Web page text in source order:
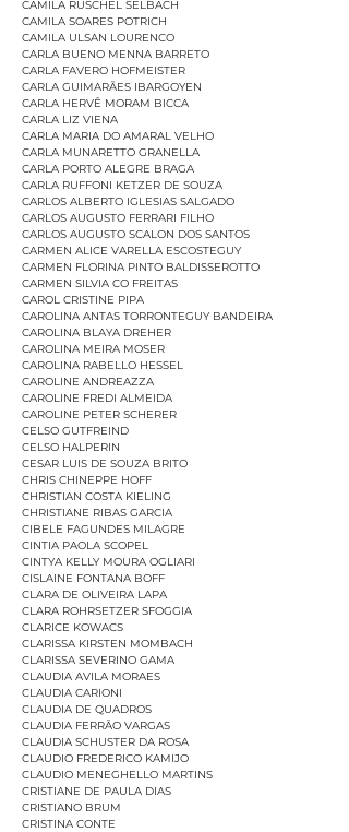
CAMILA RUSCHEL SELBACH
CAMILA SOARES POTRICH
CAMILA ULSAN LOURENCO
CARLA BUENO MENNA BARRETO
CARLA FAVERO HOFMEISTER
CARLA GUIMARÃES IBARGOYEN
CARLA HERVÊ MORAM BICCA
CARLA LIZ VIENA
CARLA MARIA DO AMARAL VELHO
CARLA MUNARETTO GRANELLA
CARLA PORTO ALEGRE BRAGA
CARLA RUFFONI KETZER DE SOUZA
CARLOS ALBERTO IGLESIAS SALGADO
CARLOS AUGUSTO FERRARI FILHO
CARLOS AUGUSTO SCALON DOS SANTOS
CARMEN ALICE VARELLA ESCOSTEGUY
CARMEN FLORINA PINTO BALDISSEROTTO
CARMEN SILVIA CO FREITAS
CAROL CRISTINE PIPA
CAROLINA ANTAS TORRONTEGUY BANDEIRA
CAROLINA BLAYA DREHER
CAROLINA MEIRA MOSER
CAROLINA RABELLO HESSEL
CAROLINE ANDREAZZA
CAROLINE FREDI ALMEIDA
CAROLINE PETER SCHERER
CELSO GUTFREIND
CELSO HALPERIN
CESAR LUIS DE SOUZA BRITO
CHRIS CHINEPPE HOFF
CHRISTIAN COSTA KIELING
CHRISTIANE RIBAS GARCIA
CIBELE FAGUNDES MILAGRE
CINTIA PAOLA SCOPEL
CINTYA KELLY MOURA OGLIARI
CISLAINE FONTANA BOFF
CLARA DE OLIVEIRA LAPA
CLARA ROHRSETZER SFOGGIA
CLARICE KOWACS
CLARISSA KIRSTEN MOMBACH
CLARISSA SEVERINO GAMA
CLAUDIA AVILA MORAES
CLAUDIA CARIONI
CLAUDIA DE QUADROS
CLAUDIA FERRÃO VARGAS
CLAUDIA SCHUSTER DA ROSA
CLAUDIO FREDERICO KAMIJO
CLAUDIO MENEGHELLO MARTINS
CRISTIANE DE PAULA DIAS
CRISTIANO BRUM
CRISTINA CONTE